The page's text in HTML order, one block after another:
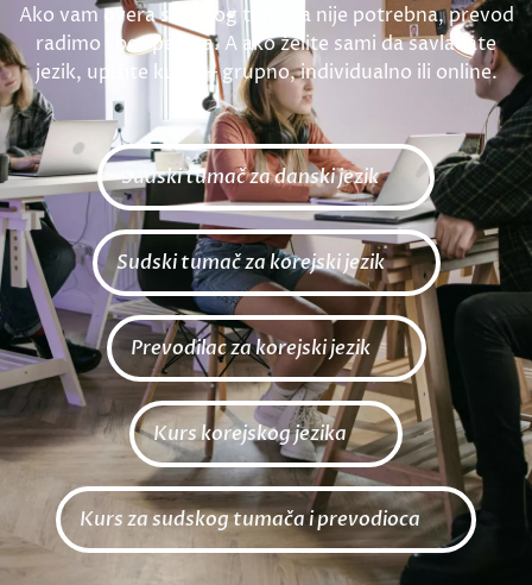
Ako vam overa sudskog tumača nije potrebna, prevod
radimo i bez pečata. A ako želite sami da savladate
jezik, upišite kurs — grupno, individualno ili online.
Sudski tumač za danski jezik
Sudski tumač za korejski jezik
Prevodilac za korejski jezik
Kurs korejskog jezika
Kurs za sudskog tumača i prevodioca